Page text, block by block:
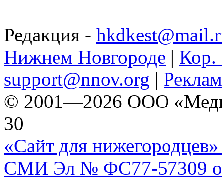
Редакция -
Нижнем Новгороде | Кор.
support@nnov.org |
© 2001—2026 ООО
30
«Сайт для нижегородцев»
СМИ Эл № ФС77-57309